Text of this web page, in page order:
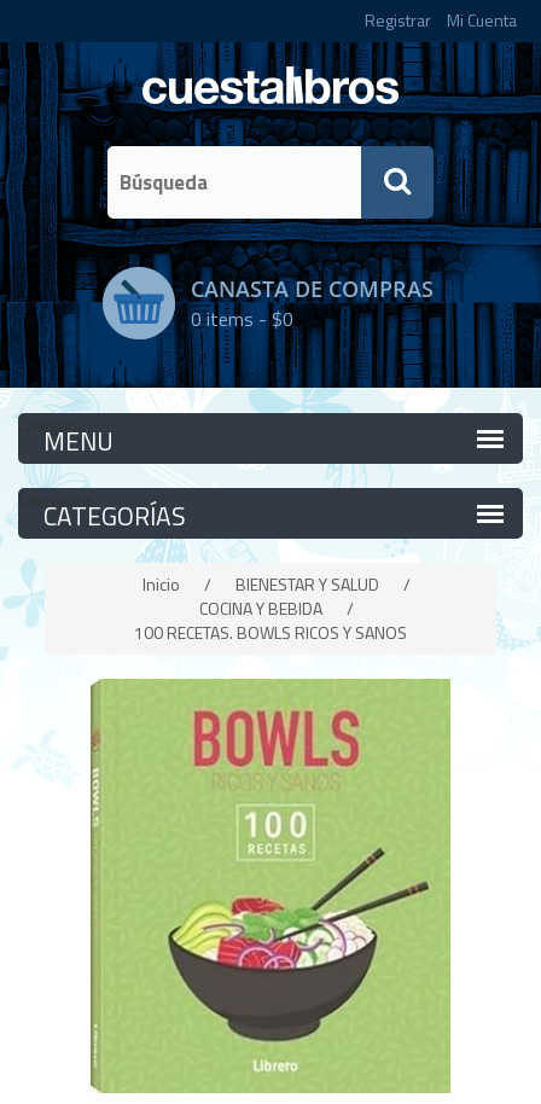
Registrar Mi Cuenta
CANASTA DE COMPRAS
0items -$0
Categorías
Categorías
Inicio / BIENESTAR Y SALUD
/
COCINA Y BEBIDA
/
100 RECETAS. BOWLS RICOS Y SANOS